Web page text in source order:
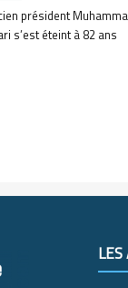
président
s’est éteint à 82 ans